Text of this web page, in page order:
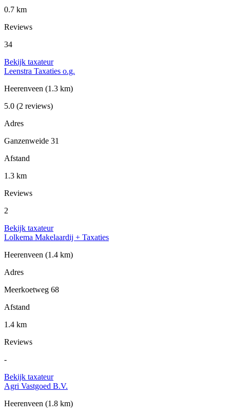
0.7 km
Reviews
34
Bekijk taxateur
Leenstra Taxaties o.g.
Heerenveen (1.3 km)
5.0 (2 reviews)
Adres
Ganzenweide 31
Afstand
1.3 km
Reviews
2
Bekijk taxateur
Lolkema Makelaardij + Taxaties
Heerenveen (1.4 km)
Adres
Meerkoetweg 68
Afstand
1.4 km
Reviews
-
Bekijk taxateur
Agri Vastgoed B.V.
Heerenveen (1.8 km)